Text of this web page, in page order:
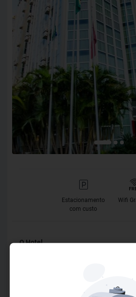
Estacionamento
com custo
Wifi
O Hotel
ótima escolha para executivos e para